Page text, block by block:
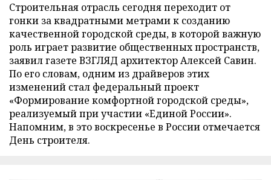
Строительная отрасль сегодня переходит от
гонки за квадратными метрами к созданию
качественной городской среды, в которой важную
роль играет развитие общественных пространств,
заявил газете ВЗГЛЯД архитектор Алексей Савин.
По его словам, одним из драйверов этих
изменений стал федеральный проект
«Формирование комфортной городской среды»,
реализуемый при участии «Единой России».
Напомним, в это воскресенье в России отмечается
День строителя.